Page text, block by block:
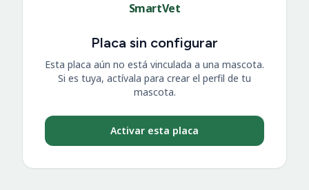
SmartVet
Placa sin configurar
Esta placa aún no está vinculada a una mascota.
Si es tuya, actívala para crear el perfil de tu
mascota.
Activar esta placa